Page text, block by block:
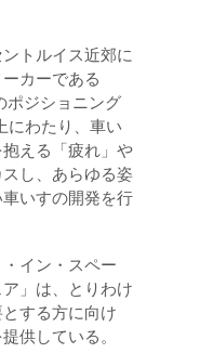
トルイス近郊に
カーである
ポジショニング
にわたり、車い
える「疲れ」や
スし、あらゆる姿
いすの開発を行
イン・スペー
」は、とりわけ
する方に向け
供している。